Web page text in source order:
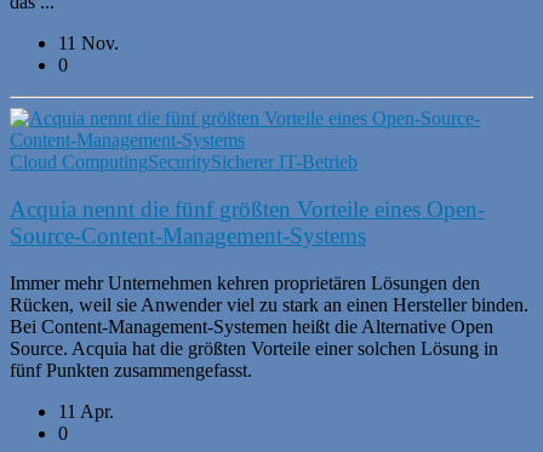
11 Nov.
0
Cloud ComputingSecuritySicherer IT-Betrieb
Acquia nennt die fünf größten Vorteile eines Open-
Source-Content-Management-Systems
Immer mehr Unternehmen kehren proprietären Lösungen den
Rücken, weil sie Anwender viel zu stark an einen Hersteller binden.
Bei Content-Management-Systemen heißt die Alternative Open
Source. Acquia hat die größten Vorteile einer solchen Lösung in
fünf Punkten zusammengefasst.
11 Apr.
0